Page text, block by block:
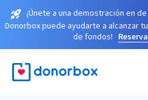
¡Únete a una demostración en
Donorbox puede ayudarte a alcanzar
de fondos!